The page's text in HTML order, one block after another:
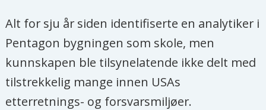
Alt for sju år siden identifiserte en analytiker i
Pentagon bygningen som skole, men
kunnskapen ble tilsynelatende ikke delt med
tilstrekkelig mange innen USAs
etterretnings- og forsvarsmiljøer.